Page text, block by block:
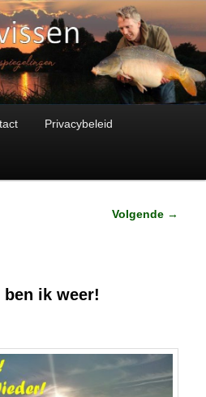
Privacybeleid
Volgende →
ben ik weer!